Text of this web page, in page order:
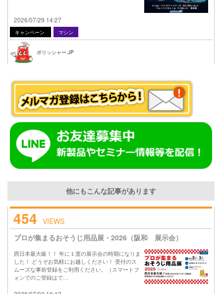
2026/07/29 14:27
キャンペーン マシン
ポリッシャー.JP
他にもこんな記事があります
454 VIEWS
プロが集まるおそうじ用品展・2026（阪和 展示会）
西日本最大級！！ 年に１度の展示会の時期になりま
した！ どうぞお気軽にお越しください！ 受付のス
ムーズな事前登録をご利用ください。（スマートフ
ォンでのご登録はで…